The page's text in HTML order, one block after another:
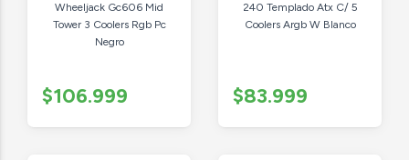
Wheeljack Gc606 Mid
Tower 3 Coolers Rgb Pc
Negro
$106.999
240 Templado Atx C/ 5
Coolers Argb W Blanco
$83.999